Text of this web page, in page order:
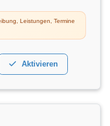
Leistungen, Termine
Aktivieren